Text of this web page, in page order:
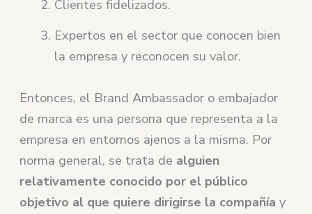
Clientes fidelizados.
Expertos en el sector que conocen bien
la empresa y reconocen su valor.
Entonces, el Brand Ambassador o embajador
de marca es una persona que representa a la
empresa en entornos ajenos a la misma. Por
norma general, se trata de alguien
relativamente conocido por el público
objetivo al que quiere dirigirse la compañía y